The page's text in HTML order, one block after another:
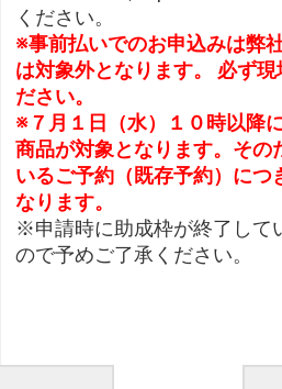
ください。
※事前払いでのお申込みは弊
は対象外となります。 必ず
ださい。
※７月１日（水）１０時以降
商品が対象となります。その
いるご予約（既存予約）につ
なります。
※申請時に助成枠が終了して
ので予めご了承ください。